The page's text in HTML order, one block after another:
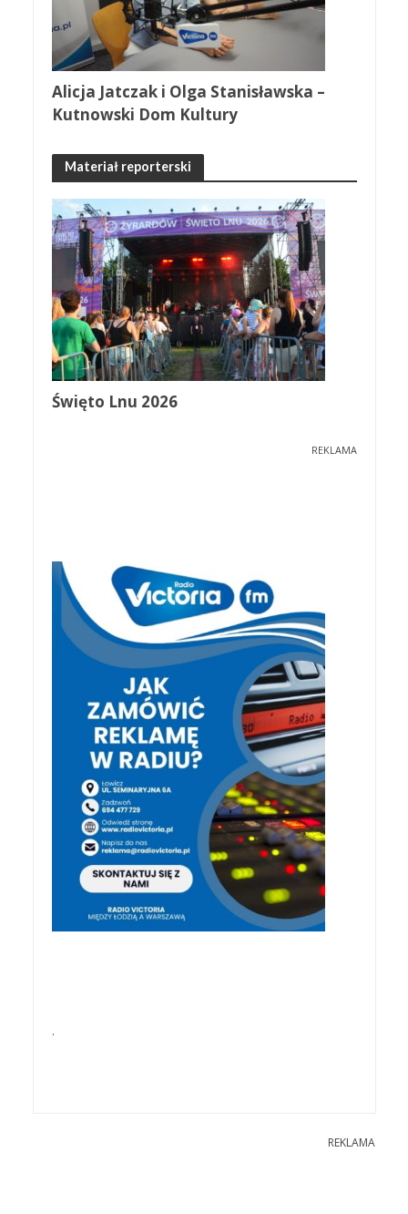
Alicja Jatczak i Olga Stanisławska –
Kutnowski Dom Kultury
Materiał reporterski
Święto Lnu 2026
REKLAMA
.
REKLAMA